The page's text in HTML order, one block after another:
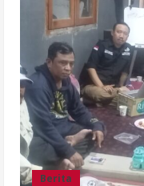
Berita